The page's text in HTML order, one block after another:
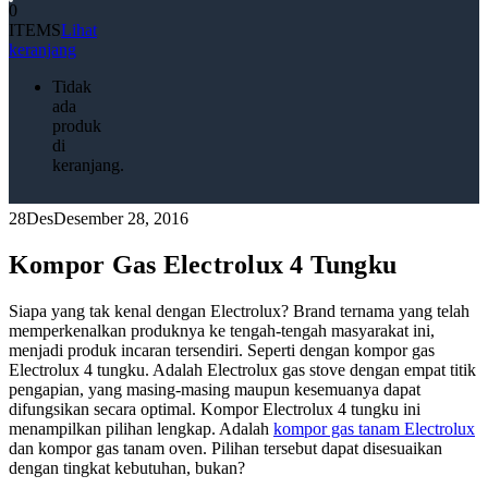
0
ITEMSLihat
keranjang
Tidak
ada
produk
di
keranjang.
28DesDesember 28, 2016
Kompor Gas Electrolux 4 Tungku
Siapa yang tak kenal dengan Electrolux? Brand ternama yang telah
memperkenalkan produknya ke tengah-tengah masyarakat ini,
menjadi produk incaran tersendiri. Seperti dengan kompor gas
Electrolux 4 tungku. Adalah Electrolux gas stove dengan empat titik
pengapian, yang masing-masing maupun kesemuanya dapat
difungsikan secara optimal. Kompor Electrolux 4 tungku ini
menampilkan pilihan lengkap. Adalah kompor gas tanam Electrolux
dan kompor gas tanam oven. Pilihan tersebut dapat disesuaikan
dengan tingkat kebutuhan, bukan?